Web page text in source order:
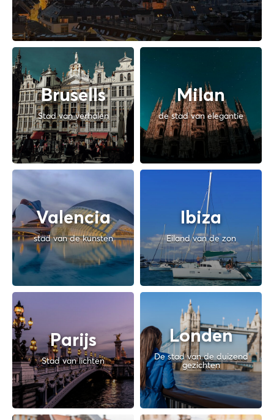
Brusells
Stad van verhalen
Milan
de stad van elegantie
Valencia
stad van de kunsten
Ibiza
Eiland van de zon
Parijs
Stad van lichten
Londen
De stad van de duizend
gezichten